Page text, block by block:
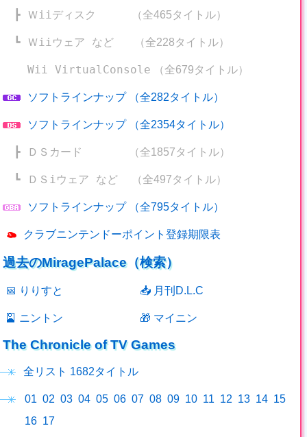
┣ Ｗiiディスク （全465タイトル）
┗ Ｗiiウェア など （全228タイトル）
Wii VirtualConsole （全679タイトル）
ソフトラインナップ（全282タイトル）
ソフトラインナップ（全2354タイトル）
┣ ＤＳカード （全1857タイトル）
┗ ＤＳiウェア など （全497タイトル）
ソフトラインナップ（全795タイトル）
クラブニンテンドーポイント登録期限表
過去のMiragePalace（検索）
📅 りりすと 📥 月刊D.L.C
🎴 ニントン 🎁 マイニン
The Chronicle of TV Games
全リスト 1682タイトル
01 02 03 04 05 06 07 08 09 10 11 12 13 14 15
16 17